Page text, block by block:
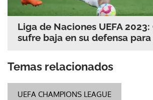
Liga de Naciones UEFA
sufre baja en su defensa
Temas relacionados
UEFA CHAMPIONS LEAGUE